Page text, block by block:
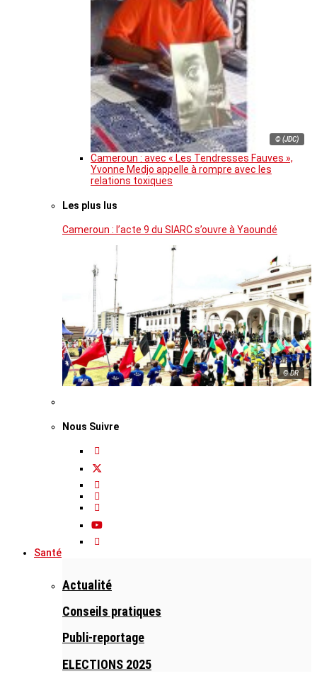
© (JDC)
Cameroun : avec « Les Tendresses Fauves »,
Yvonne Medjo appelle à rompre avec les
relations toxiques
Les plus lus
Cameroun : l’acte 9 du SIARC s’ouvre à Yaoundé
© DR
Nous Suivre
Santé
Actualité
Conseils pratiques
Publi-reportage
ELECTIONS 2025